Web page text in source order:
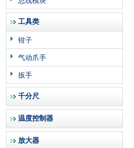
工具类
钳子
气动爪手
扳手
千分尺
温度控制器
放大器